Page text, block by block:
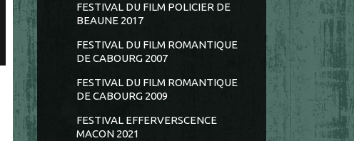
FESTIVAL DU FILM POLICIER DE
BEAUNE 2017
FESTIVAL DU FILM ROMANTIQUE
DE CABOURG 2007
FESTIVAL DU FILM ROMANTIQUE
DE CABOURG 2009
FESTIVAL EFFERVERSCENCE
MACON 2021